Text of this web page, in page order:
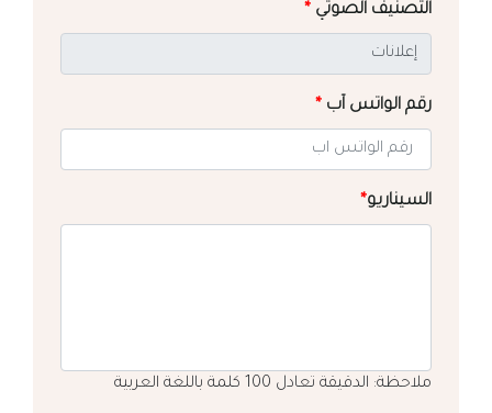
التصنيف الصوتي *
رقم الواتس آب *
السيناريو*
ملاحظة: الدقيقة تعادل 100 كلمة باللغة العربية